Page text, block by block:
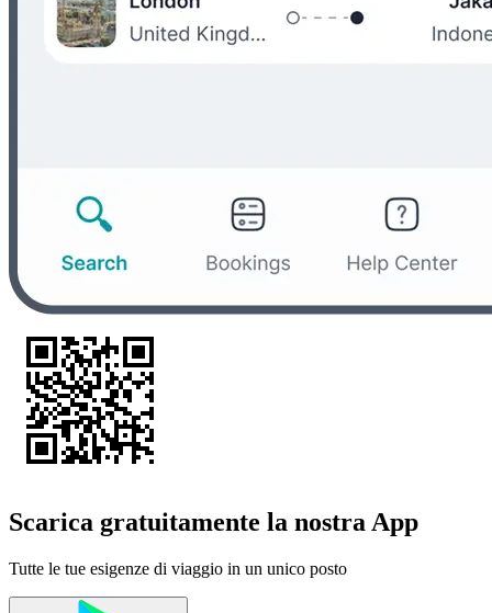
Scarica gratuitamente la nostra App
Tutte le tue esigenze di viaggio in un unico posto